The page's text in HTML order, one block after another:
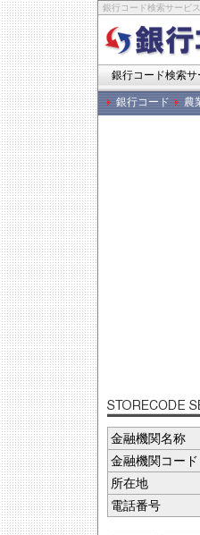
銀行コード検索サービ
銀行コード検索サ
銀行コード 農
金融機関名称
金融機関コード
所在地
電話番号